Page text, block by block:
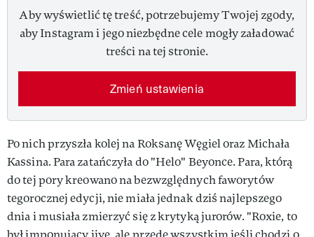
Aby wyświetlić tę treść, potrzebujemy Twojej zgody,
aby Instagram i jego niezbędne cele mogły załadować
treści na tej stronie.
Zmień ustawienia
Po nich przyszła kolej na Roksanę Węgiel oraz Michała
Kassina. Para zatańczyła do "Helo" Beyonce. Para, którą
do tej pory kreowano na bezwzględnych faworytów
tegorocznej edycji, nie miała jednak dziś najlepszego
dnia i musiała zmierzyć się z krytyką jurorów. "Roxie, to